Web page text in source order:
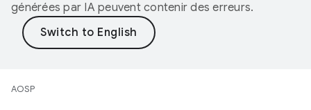
générées par IA peuvent contenir des erreurs.
AOSP